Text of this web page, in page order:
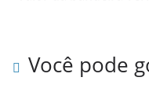
Você pode